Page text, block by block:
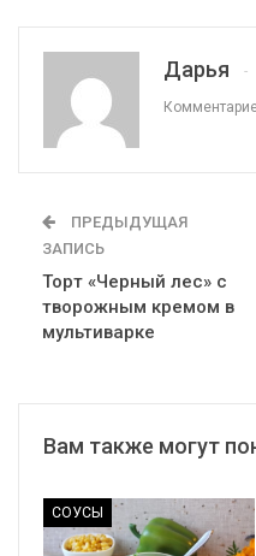
Дарья
ПРЕДЫДУЩАЯ
ЗАПИСЬ
Торт «Черный лес» с
творожным кремом в
мультиварке
Вам также могут
СОУСЫ